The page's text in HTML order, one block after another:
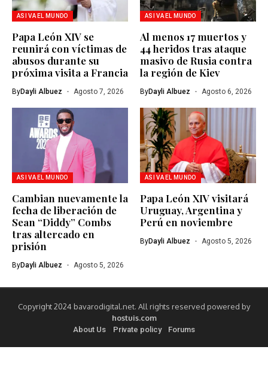
ASI VA EL MUNDO
Papa León XIV se
reunirá con víctimas de
abusos durante su
próxima visita a Francia
ByDayli Albuez Agosto 7, 2026
ASI VA EL MUNDO
Al menos 17 muertos y
44 heridos tras ataque
masivo de Rusia contra
la región de Kiev
ByDayli Albuez Agosto 6, 2026
ASI VA EL MUNDO
Cambian nuevamente la
fecha de liberación de
Sean “Diddy” Combs
tras altercado en
prisión
ByDayli Albuez Agosto 5, 2026
ASI VA EL MUNDO
Papa León XIV visitará
Uruguay, Argentina y
Perú en noviembre
ByDayli Albuez Agosto 5, 2026
Copyright 2024 bavarodigital.net. All rights reserved powered by
hostuis.com
About Us Private policy Forums